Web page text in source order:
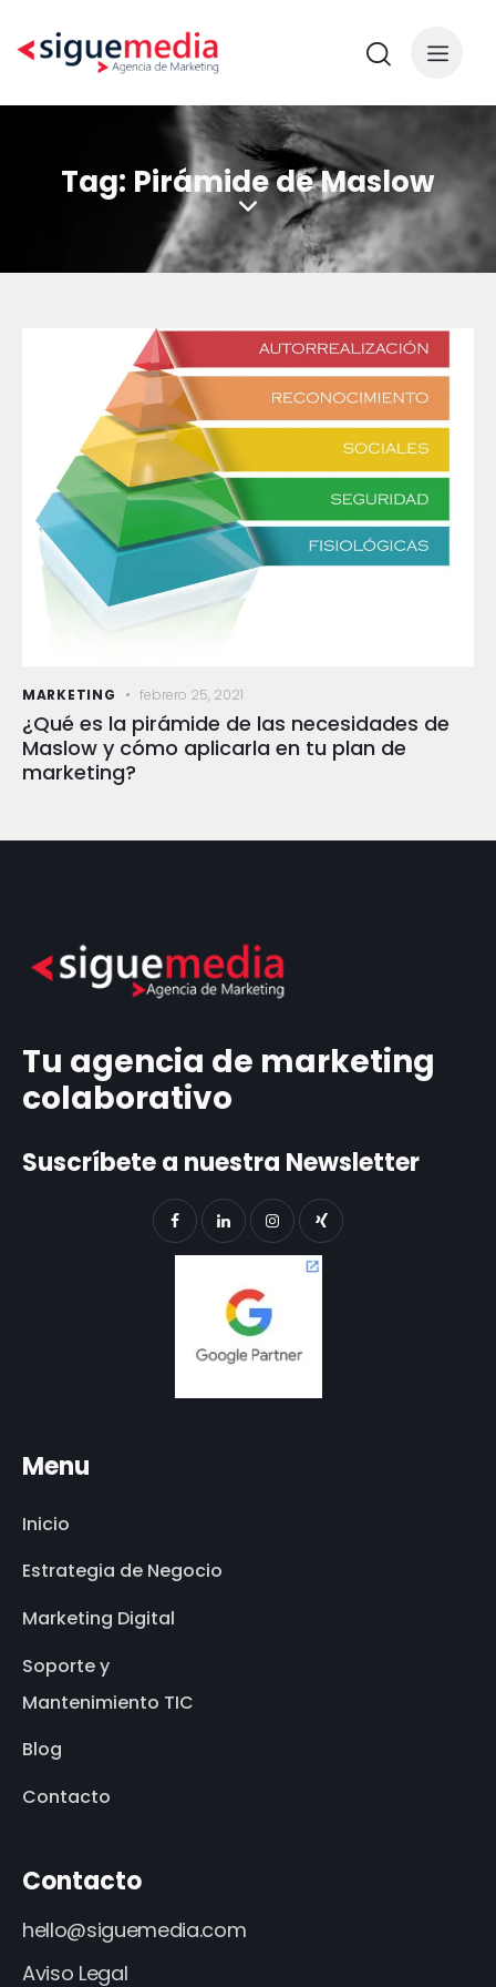
Tag: Pirámide de Maslow
MARKETING febrero 25, 2021
¿Qué es la pirámide de las necesidades de
Maslow y cómo aplicarla en tu plan de
marketing?
Tu agencia de marketing
colaborativo
Suscríbete a nuestra Newsletter
Menu
Inicio
Estrategia de Negocio
Marketing Digital
Soporte y
Mantenimiento TIC
Blog
Contacto
Contacto
hello@siguemedia.com
Aviso Legal